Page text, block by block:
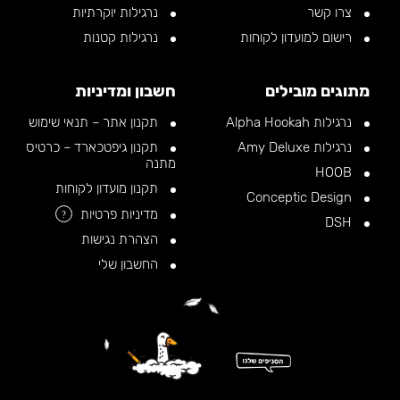
צרו קשר
רישום למועדון לקוחות
נרגילות יוקרתיות
נרגילות קטנות
מתוגים מובילים
נרגילות Alpha Hookah
נרגילות Amy Deluxe
חשבון ומדיניות
תקנון אתר – תנאי שימוש
תקנון גיפטכארד – כרטיס
מתנה
תקנון מועדון לקוחות
מדיניות פרטיות
?
הצהרת נגישות
החשבון שלי